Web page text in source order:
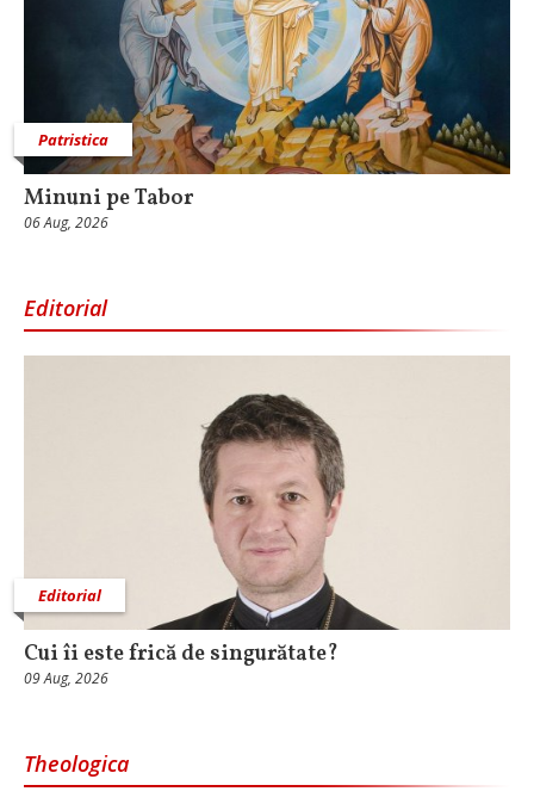
Patristica
Minuni pe Tabor
06 Aug, 2026
Editorial
Editorial
Cui îi este frică de singurătate?
09 Aug, 2026
Theologica